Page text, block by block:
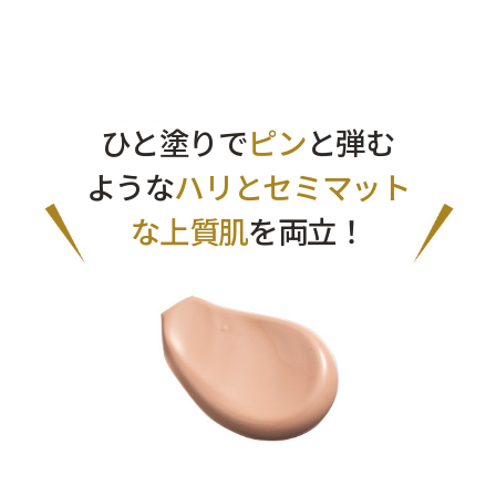
ひと塗りでピンと弾む
ようなハリとセミマット
な上質肌を両立！